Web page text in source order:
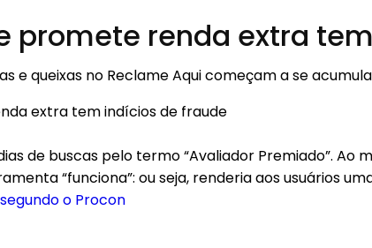
promete renda extra
e queixas no Reclame Aqui começam a se
de buscas pelo termo “Avaliador Premiado”. Ao
“funciona”: ou seja, renderia aos usuários
o Procon